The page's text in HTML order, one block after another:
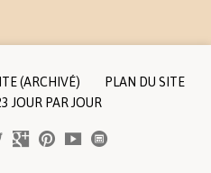
(ARCHIVÉ)
PLAN DU SITE
JOUR PAR JOUR